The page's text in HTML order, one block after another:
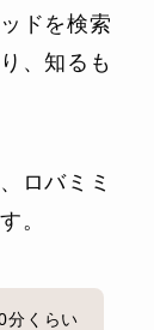
ドを検索
、知るも
ロバミミ
。
分くらい